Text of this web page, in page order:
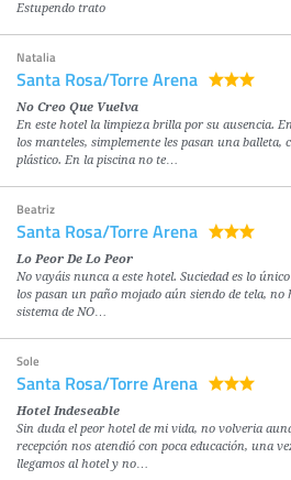
Estupendo trato
Natalia
Santa Rosa/Torre Arena
No Creo Que Vuelva
En este hotel la limpieza brilla por su ausencia.
los manteles, simplemente les pasan una balleta,
plástico. En la piscina no te…
Beatriz
Santa Rosa/Torre Arena
Lo Peor De Lo Peor
No vayáis nunca a este hotel. Suciedad es lo
los pasan un paño mojado aún siendo de tela, no
sistema de NO…
Sole
Santa Rosa/Torre Arena
Hotel Indeseable
Sin duda el peor hotel de mi vida, no volveria
recepción nos atendió con poca educación, una
llegamos al hotel y no…